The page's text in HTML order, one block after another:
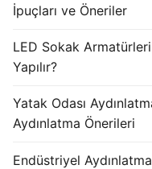
İpuçları ve Öneriler
LED Sokak
Yapılır?
Yatak Odası
Aydınlatma Önerileri
Endüstriyel